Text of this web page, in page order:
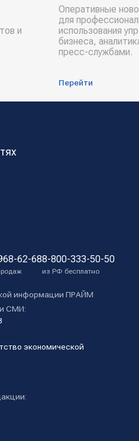
и
Оперативные
для
использования
бизнеса,
пресс-службами.
Перейти
62-688-800-333-50-50
из РФ бесплатно
информации ПРАЙМ
СМИ:
экономической